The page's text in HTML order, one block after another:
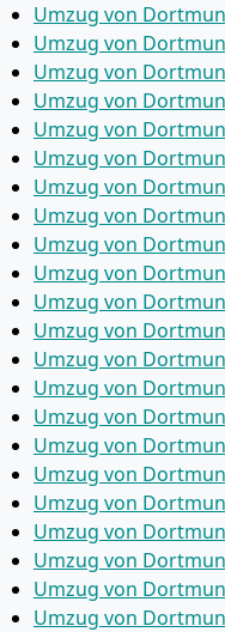
Umzug von
Umzug von
Umzug von
Umzug von
Umzug von
Umzug von
Umzug von
Umzug von
Umzug von
Umzug von
Umzug von
Umzug von
Umzug von
Umzug von
Umzug von
Umzug von
Umzug von
Umzug von
Umzug von
Umzug von
Umzug von
Umzug von